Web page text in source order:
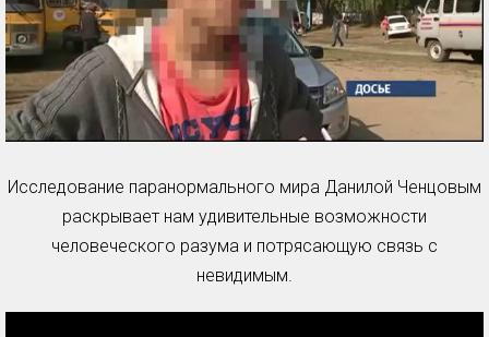
Исследование паранормального мира Данилой Ченцовым
раскрывает нам удивительные возможности
человеческого разума и потрясающую связь с
невидимым.